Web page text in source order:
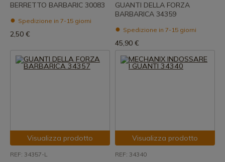
BERRETTO BARBARIC 30083
Spedizione in 7-15 giorni
2,50 €
GUANTI DELLA FORZA
BARBARICA 34359
Spedizione in 7-15 giorni
45,90 €
Visualizza prodotto
REF: 34357-L
Visualizza prodotto
REF: 34340